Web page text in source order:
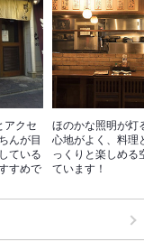
アクセ
んが目
ている
すめで
ほのかな照明が灯
心地がよく、料理
っくりと楽しめる
ています！